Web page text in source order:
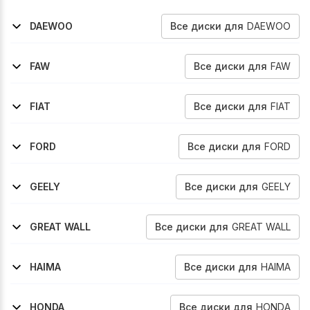
DAEWOO Все диски для DAEWOO
1997-2002
FAW
Все диски для FAW
2012-2017
FIAT
Все диски для FIAT
2006-2009
2009-2016
FORD
Все диски для FORD
2001-2004
GEELY
Все диски для GEELY
2016-2020
2009-2017
GREAT WALL
Все диски для GREAT WALL
2007-2013
HAIMA
Все диски для HAIMA
2007-2012
HONDA
Все диски для HONDA